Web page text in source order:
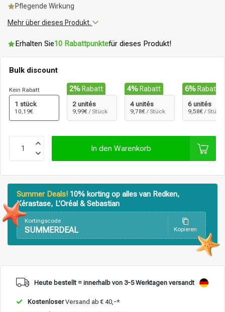
Stylingprodukte Haarfärbung
Pflegende Wirkung
Mehr über dieses Produkt.
Erhalten Sie10 Rabattpunktefür dieses Produkt!
Bulk discount
Kein Rabatt
1 stück
10,19€
2% Rabatt
2 unités
9,99€ / Stück
4% Rabatt
4 unités
9,78€ / Stück
6% Rabatt
6 unités
9,58€ / Stück
In den Warenkorb
Summer Deals! 10% korting op alles van Redken,
Kérastase, L’Oréal & Sebastian
Kortingscode
SUMMERDEAL Kopieren
Heute bestellt = innerhalb von 3-5 Werktagen versandt
KostenloserVersand ab € 40,-*